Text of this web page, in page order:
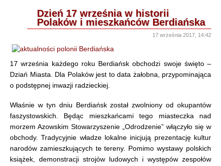
Dzień 17 września w historii
Polaków i mieszkańców Berdiańska
17 września 2017, 14:42
17 września każdego roku Berdiańsk obchodzi swoje święto –
Dziań Miasta. Dla Polaków jest to data żałobna, przypominająca
o podstępnej inwazji radzieckiej.
Właśnie w tyn dniu Berdiańsk został zwolniony od okupantów
faszystowskich. Będąc mieszkańcami tego miasteczka nad
morzem Azowskim Stowarzyszenie „Odrodzenie” włączyło się w
obchody. Tradycyjnie władze lokalne inicjują prezentację kultur
narodów zamieszkujących te tereny. Pomimo wystawy polskich
książek, demonstracji strojów ludowych i występów zespołów